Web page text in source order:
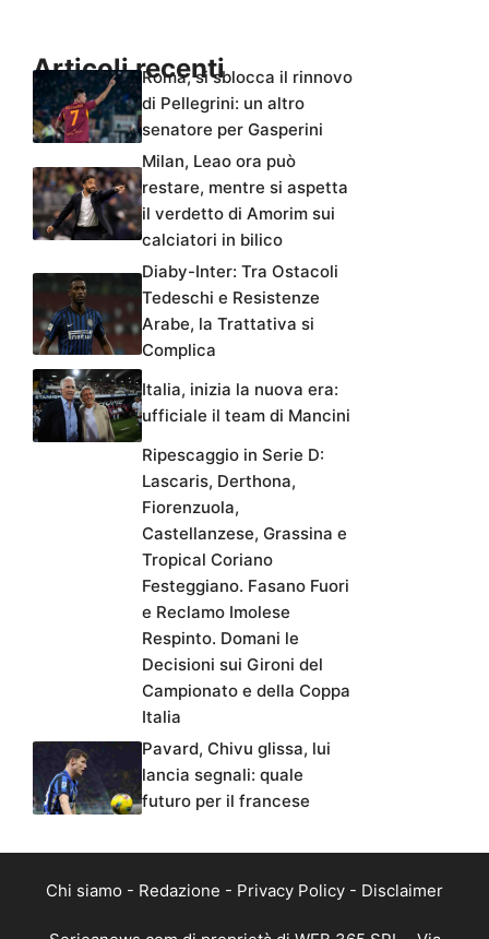
Articoli recentiRoma, si sblocca il rinnovo
di Pellegrini: un altro
senatore per Gasperini
Milan, Leao ora può
restare, mentre si aspetta
il verdetto di Amorim sui
calciatori in bilico
Diaby-Inter: Tra Ostacoli
Tedeschi e Resistenze
Arabe, la Trattativa si
Complica
Italia, inizia la nuova era:
ufficiale il team di Mancini
Ripescaggio in Serie D:
Lascaris, Derthona,
Fiorenzuola,
Castellanzese, Grassina e
Tropical Coriano
Festeggiano. Fasano Fuori
e Reclamo Imolese
Respinto. Domani le
Decisioni sui Gironi del
Campionato e della Coppa
Italia
Pavard, Chivu glissa, lui
lancia segnali: quale
futuro per il francese
Chi siamo - Redazione - Privacy Policy - Disclaimer